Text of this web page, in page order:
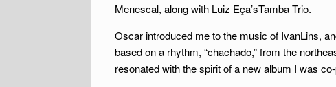
Menescal, along with Luiz Eça’sTamba Trio.
Oscar introduced me to the music of IvanLins,
based on a rhythm, “chachado,” from the
resonated with the spirit of a new album I was